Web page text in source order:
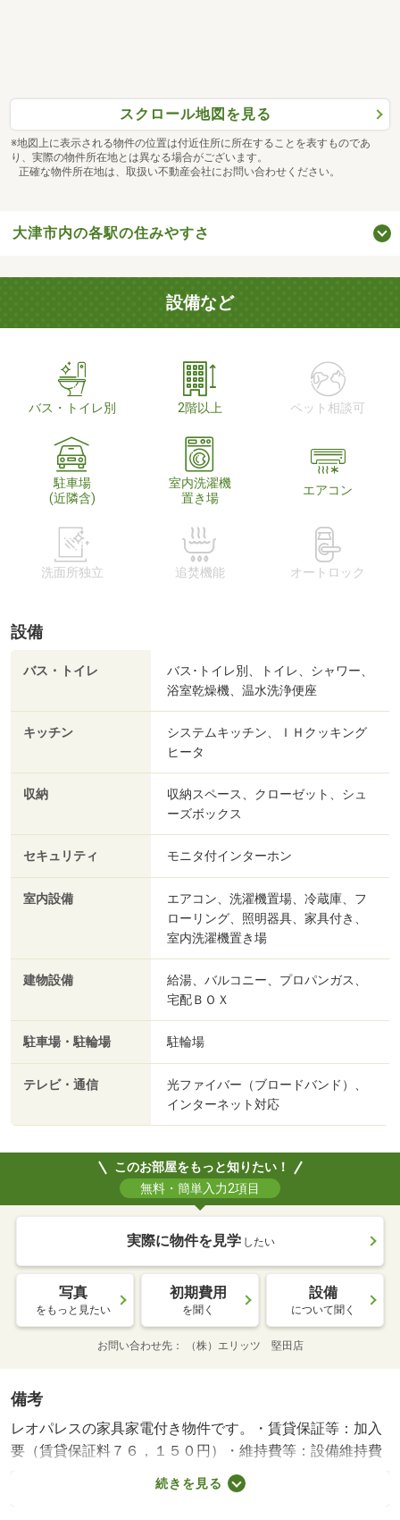
スクロール地図を見る
※地図上に表示される物件の位置は付近住所に所在することを表すものであ
り、実際の物件所在地とは異なる場合がございます。
正確な物件所在地は、取扱い不動産会社にお問い合わせください。
大津市内の各駅の住みやすさ
設備など
バス・トイレ別 2階以上 ペット相談可
駐車場
(近隣含)
室内洗濯機
置き場
エアコン
洗面所独立 追焚機能 オートロック
設備
バス・トイレ
バス･トイレ別、トイレ、シャワー、
浴室乾燥機、温水洗浄便座
キッチン
システムキッチン、ＩＨクッキング
ヒータ
収納
収納スペース、クローゼット、シュ
ーズボックス
セキュリティ モニタ付インターホン
室内設備
エアコン、洗濯機置場、冷蔵庫、フ
ローリング、照明器具、家具付き、
室内洗濯機置き場
建物設備
給湯、バルコニー、プロパンガス、
宅配ＢＯＸ
駐車場・駐輪場 駐輪場
テレビ・通信
光ファイバー（ブロードバンド）、
インターネット対応
このお部屋をもっと知りたい！
無料・簡単入力2項目
実際に物件を見学 したい
写真
をもっと見たい
初期費用
を聞く
設備
について聞く
お問い合わせ先 （株）エリッツ 堅田店
備考
レオパレスの家具家電付き物件です。・賃貸保証等：加入
要（賃貸保証料７６，１５０円）・維持費等：設備維持費
５００円／月・町費３，３００円／月・【ＣＭでもおなじ
みレオパレスシリーズ】単身赴任の方、転勤が多い方にお
続きを見る